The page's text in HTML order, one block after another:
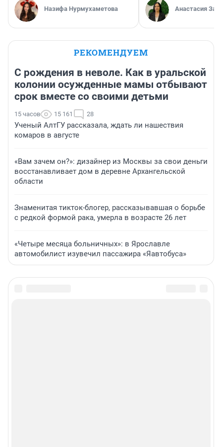
Назифа Нурмухаметова Анастасия
РЕКОМЕНДУЕМ
С рождения в неволе. Как в уральской
колонии осужденные мамы отбывают
срок вместе со своими детьми
15 часов 15 161 28
Ученый АлтГУ рассказала, ждать ли нашествия
комаров в августе
«Вам зачем он?»: дизайнер из Москвы за свои деньги
восстанавливает дом в деревне Архангельской
области
Знаменитая тикток-блогер, рассказывавшая о борьбе
с редкой формой рака, умерла в возрасте 26 лет
«Четыре месяца больничных»: в Ярославле
автомобилист изувечил пассажира «Яавтобуса»